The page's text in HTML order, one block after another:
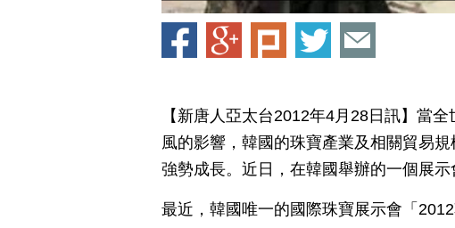
【新唐人亞太台2012年4月28日訊】當
風的影響，韓國的珠寶產業及相關貿易
強勢成長。近日，在韓國舉辦的一個展
最近，韓國唯一的國際珠寶展示會「